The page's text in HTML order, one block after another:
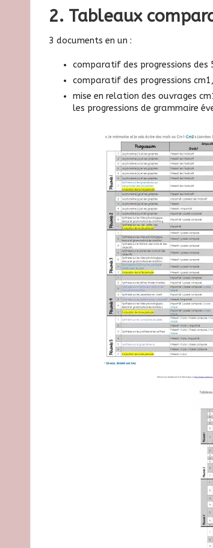
2. Tableaux
3 documents en un :
comparatif des progressions des
comparatif des progressions
mise en relation des ouvrages
les progressions de grammaire